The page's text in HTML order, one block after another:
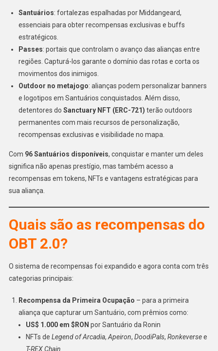
Santuários: fortalezas espalhadas por Middangeard,
essenciais para obter recompensas exclusivas e buffs
estratégicos.
Passes: portais que controlam o avanço das alianças entre
regiões. Capturá-los garante o domínio das rotas e corta os
movimentos dos inimigos.
Outdoor no metajogo: alianças podem personalizar banners
e logotipos em Santuários conquistados. Além disso,
detentores do Sanctuary NFT (ERC-721) terão outdoors
permanentes com mais recursos de personalização,
recompensas exclusivas e visibilidade no mapa.
Com 96 Santuários disponíveis, conquistar e manter um deles
significa não apenas prestígio, mas também acesso a
recompensas em tokens, NFTs e vantagens estratégicas para
sua aliança.
Quais são as recompensas do
OBT 2.0?
O sistema de recompensas foi expandido e agora conta com três
categorias principais:
Recompensa da Primeira Ocupação – para a primeira
aliança que capturar um Santuário, com prêmios como:
US$ 1.000 em $RON por Santuário da Ronin
NFTs de Legend of Arcadia, Apeiron, DoodiPals, Ronkeversee
T-REX Chain